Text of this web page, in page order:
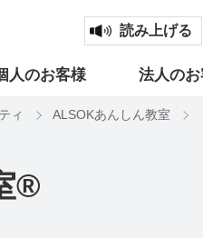
読み上げる
人のお客様 法人の
ィ ALSOKあんしん教室
®